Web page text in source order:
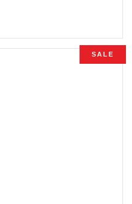
SALE